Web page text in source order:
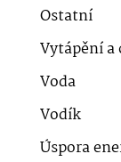
Ostatní
Vytápění a
Voda
Vodík
Úspora